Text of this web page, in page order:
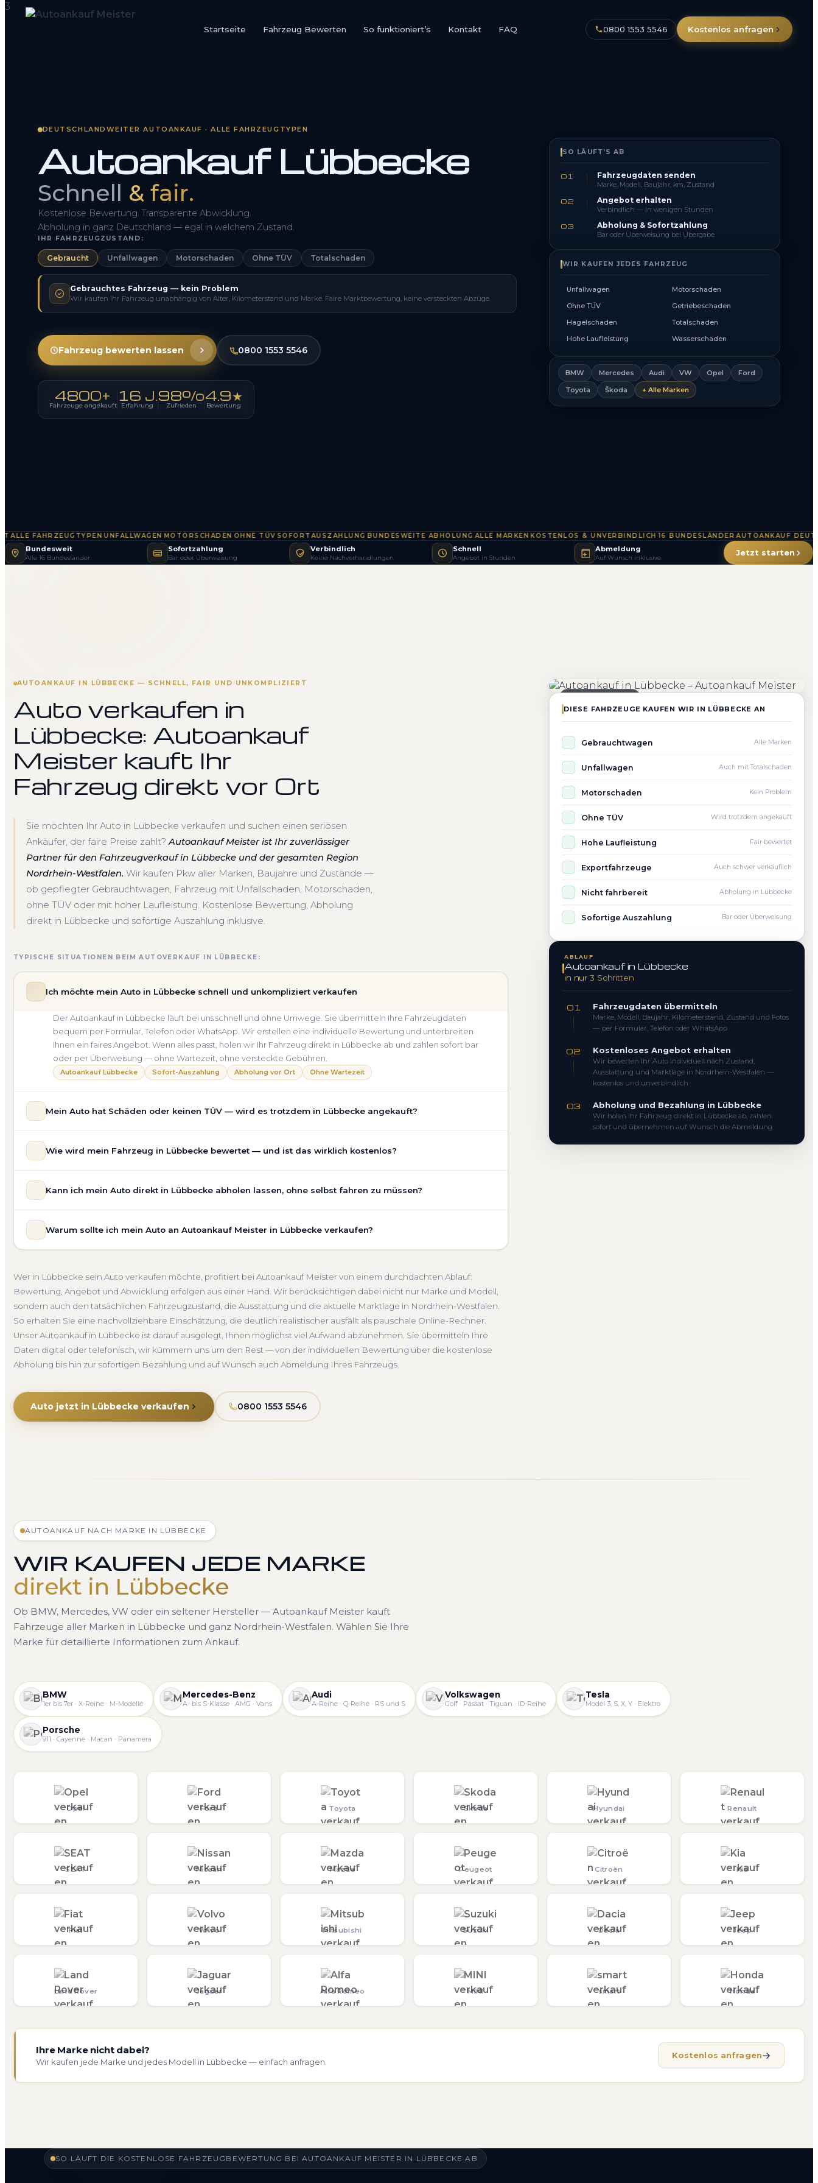
Startseite Fahrzeug Bewerten So funktioniert’s Kontakt FAQ 0800 1553 5546 Kostenlos anfragen
So funktioniert’s
Kostenlos anfragen
DEUTSCHLANDWEITER AUTOANKAUF · ALLE FAHRZEUGTYPEN
Autoankauf Lübbecke
Schnell & fair.
Kostenlose Bewertung. Transparente Abwicklung.
Abholung in ganz Deutschland — egal in welchem Zustand.
IHR FAHRZEUGZUSTAND:
Gebraucht Unfallwagen Motorschaden Ohne TÜV Totalschaden
Gebrauchtes Fahrzeug — kein Problem
Wir kaufen Ihr Fahrzeug unabhängig von Alter, Kilometerstand und Marke. Faire Marktbewertung, keine versteckten Abzüge.
Fahrzeug bewerten lassen 0800 1553 5546
4800+
Fahrzeuge angekauft
16 J.
Erfahrung
98%
Zufrieden
4.9★
Bewertung
SO LÄUFT’S AB
01 Fahrzeugdaten senden
Marke, Modell, Baujahr, km, Zustand
02 Angebot erhalten
Verbindlich — in wenigen Stunden
03 Abholung & Sofortzahlung
Bar oder Überweisung bei Übergabe
WIR KAUFEN JEDES FAHRZEUG
Unfallwagen
Motorschaden
Ohne TÜV
Getriebeschaden
Hagelschaden
Totalschaden
Hohe Laufleistung
Wasserschaden
BMW Mercedes Audi VW Opel
Ford
Toyota
Škoda + Alle Marken
FAHRZEUGTYPEN·UNFALLWAGEN·MOTORSCHADEN·OHNE TÜV·SOFORTAUSZAHLUNG BUNDESWEITE ABHOLUNG ALLE MARKEN·KOSTENLOS & UNVERBINDLICH·16 BUNDESLÄNDER·AUTOANKAUF
Bundesweit
Alle 16 Bundesländer
Sofortzahlung
Bar oder Überweisung
Verbindlich
Keine Nachverhandlungen
Schnell
Angebot in Stunden
Abmeldung
Auf Wunsch inklusive Jetzt starten
AUTOANKAUF IN LÜBBECKE — SCHNELL, FAIR UND UNKOMPLIZIERT
Auto verkaufen in
Lübbecke: Autoankauf
Meister kauft Ihr
Fahrzeug direkt vor Ort
Sie möchten Ihr Auto in Lübbecke verkaufen und suchen einen seriösen
Ankäufer, der faire Preise zahlt?Autoankauf Meister ist Ihr zuverlässiger
Partner für den Fahrzeugverkauf in Lübbecke und der gesamten Region
Nordrhein-Westfalen. Wir kaufen Pkw aller Marken, Baujahre und Zustände —
ob gepflegter Gebrauchtwagen, Fahrzeug mit Unfallschaden, Motorschaden,
ohne TÜV oder mit hoher Laufleistung. Kostenlose Bewertung, Abholung
direkt in Lübbecke und sofortige Auszahlung inklusive.
TYPISCHE SITUATIONEN BEIM AUTOVERKAUF IN LÜBBECKE:
Ich möchte mein Auto in Lübbecke schnell und unkompliziert verkaufen
Der Autoankauf in Lübbecke läuft bei uns schnell und ohne Umwege. Sie übermitteln Ihre Fahrzeugdaten
bequem per Formular, Telefon oder WhatsApp. Wir erstellen eine individuelle Bewertung und unterbreiten
Ihnen ein faires Angebot. Wenn alles passt, holen wir Ihr Fahrzeug direkt in Lübbecke ab und zahlen sofort bar
oder per Überweisung — ohne Wartezeit, ohne versteckte Gebühren.
Autoankauf Lübbecke Sofort-Auszahlung Abholung vor Ort Ohne Wartezeit
Mein Auto hat Schäden oder keinen TÜV — wird es trotzdem in Lübbecke angekauft?
allgemeinem Reparaturbedarf direkt in Lübbecke an. Der Zustand Ihres Fahrzeugs fließt transparent in unsere
Unfallwagen Lübbecke Motorschaden Ohne TÜV Getriebeschaden Faire Bewertung
Wie wird mein Fahrzeug in Lübbecke bewertet — und ist das wirklich kostenlos?
prüfen Marke, Modell, Baujahr, Kilometerstand, Ausstattung, Pflegezustand und die aktuelle Marktlage. So
Kostenlose Bewertung Marktwert Lübbecke Unverbindlich Seriöse Einschätzung
Kann ich mein Auto direkt in Lübbecke abholen lassen, ohne selbst fahren zu müssen?
Adresse — egal ob zu Hause, am Arbeitsplatz oder an einem Treffpunkt Ihrer Wahl in Lübbecke und Umgebung.
Warum sollte ich mein Auto an Autoankauf Meister in Lübbecke verkaufen?
Bewertung, ein verbindliches Angebot und auf Wunsch den kompletten Service von der Abholung bis zur
Abmeldung. Über 4.800 zufriedene Kunden sprechen für sich.
Seit 2010 4.800+ Ankäufe Komplettservice Nordrhein-Westfalen
Wer in Lübbecke sein Auto verkaufen möchte, profitiert bei Autoankauf Meister von einem durchdachten Ablauf:
Bewertung, Angebot und Abwicklung erfolgen aus einer Hand. Wir berücksichtigen dabei nicht nur Marke und Modell,
sondern auch den tatsächlichen Fahrzeugzustand, die Ausstattung und die aktuelle Marktlage in Nordrhein-Westfalen.
So erhalten Sie eine nachvollziehbare Einschätzung, die deutlich realistischer ausfällt als pauschale Online-Rechner.
Unser Autoankauf in Lübbecke ist darauf ausgelegt, Ihnen möglichst viel Aufwand abzunehmen. Sie übermitteln Ihre
Daten digital oder telefonisch, wir kümmern uns um den Rest — von der individuellen Bewertung über die kostenlose
Abholung bis hin zur sofortigen Bezahlung und auf Wunsch auch Abmeldung Ihres Fahrzeugs.
Auto jetzt in Lübbecke verkaufen 0800 1553 5546
DIESE FAHRZEUGE KAUFEN WIR IN LÜBBECKE AN
Gebrauchtwagen Alle Marken
Unfallwagen Auch mit Totalschaden
Motorschaden Kein Problem
Ohne TÜV Wird trotzdem angekauft
Hohe Laufleistung Fair bewertet
Exportfahrzeuge Auch schwer verkäuflich
Nicht fahrbereit Abholung in Lübbecke
Sofortige Auszahlung Bar oder Überweisung
ABLAUF
Autoankauf in Lübbecke
in nur 3 Schritten
01 Fahrzeugdaten übermitteln
Marke, Modell, Baujahr, Kilometerstand, Zustand und Fotos
— per Formular, Telefon oder WhatsApp
02 Kostenloses Angebot erhalten
Wir bewerten Ihr Auto individuell nach Zustand,
Ausstattung und Marktlage in Nordrhein-Westfalen —
kostenlos und unverbindlich
03 Abholung und Bezahlung in Lübbecke
Wir holen Ihr Fahrzeug direkt in Lübbecke ab, zahlen
sofort und übernehmen auf Wunsch die Abmeldung
AUTOANKAUF NACH MARKE IN LÜBBECKE
WIR KAUFEN JEDE MARKE
direkt in Lübbecke
Ob BMW, Mercedes, VW oder ein seltener Hersteller — Autoankauf Meister kauft
Fahrzeuge aller Marken in Lübbecke und ganz Nordrhein-Westfalen. Wählen Sie Ihre
Marke für detaillierte Informationen zum Ankauf.
BMW
1er bis 7er · X-Reihe · M-Modelle
Mercedes-Benz
A- bis S-Klasse · AMG · Vans
Audi
A-Reihe · Q-Reihe · RS und S
Volkswagen
Golf · Passat · Tiguan · ID-Reihe
Tesla
Model 3, S, X, Y · Elektro
Porsche
911 · Cayenne · Macan · Panamera
Opel Ford Toyota Skoda Hyundai Renault
SEAT Nissan Mazda Peugeot Citroën Kia
Fiat Volvo Mitsubishi Suzuki Dacia Jeep
Land Rover Jaguar Alfa Romeo MINI smart Honda
Ihre Marke nicht dabei?
Wir kaufen jede Marke und jedes Modell in Lübbecke — einfach anfragen.
Kostenlos anfragen
SO LÄUFT DIE KOSTENLOSE FAHRZEUGBEWERTUNG BEI AUTOANKAUF MEISTER IN LÜBBECKE AB